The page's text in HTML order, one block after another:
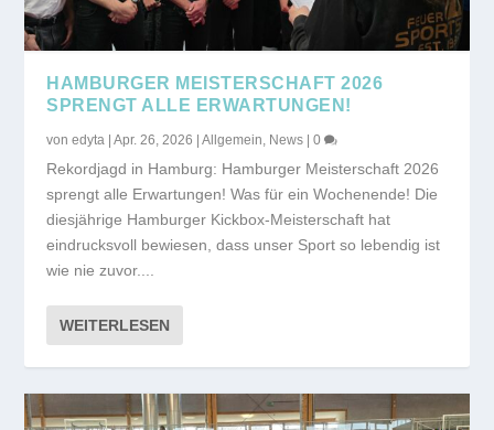
HAMBURGER MEISTERSCHAFT 2026
SPRENGT ALLE ERWARTUNGEN!
vonedyta |Apr. 26, 2026 |Allgemein, News |0
Rekordjagd in Hamburg: Hamburger Meisterschaft 2026
sprengt alle Erwartungen! Was für ein Wochenende! Die
diesjährige Hamburger Kickbox-Meisterschaft hat
eindrucksvoll bewiesen, dass unser Sport so lebendig ist
wie nie zuvor....
WEITERLESEN